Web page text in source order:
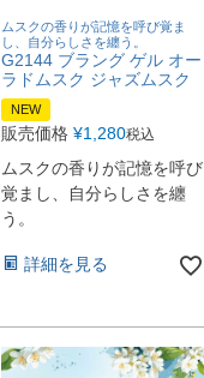
ムスクの香りが記憶を呼び覚ま
し、自分らしさを纏う。
G2144 ブラング ゲル オー
ラドムスク ジャズムスク
NEW
販売価格 ¥1,280税込
ムスクの香りが記憶を呼び
覚まし、自分らしさを纏
う。
詳細を見る